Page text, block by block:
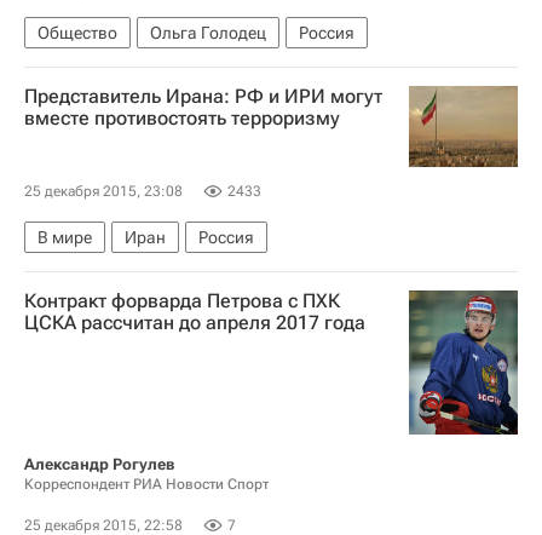
Общество Ольга Голодец Россия
Представитель Ирана: РФ и ИРИ могут
вместе противостоять терроризму
25 декабря 2015, 23:08 2433
В мире Иран Россия
Контракт форварда Петрова с ПХК
ЦСКА рассчитан до апреля 2017 года
Александр Рогулев
Корреспондент РИА Новости Спорт
25 декабря 2015, 22:58 7